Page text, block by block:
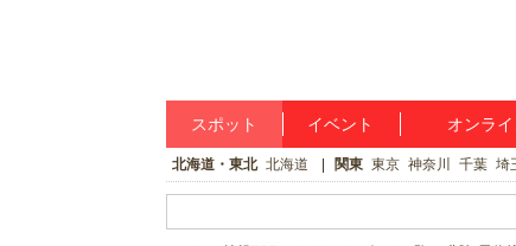
スポット イベント オンラ
北海道・東北 北海道 関東 東京 神奈川 千葉 埼